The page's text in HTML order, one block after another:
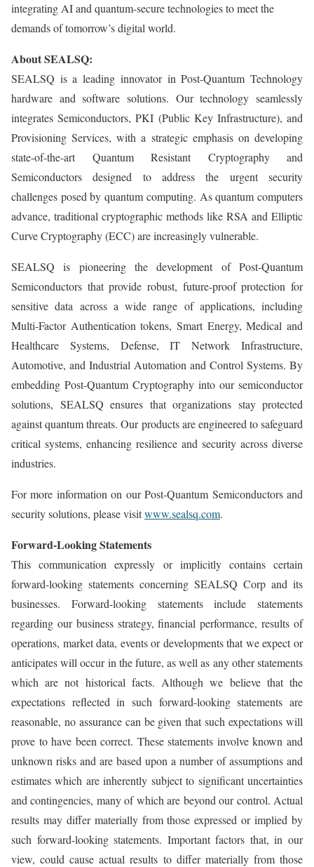
integrating AI and quantum-secure technologies to meet the
demands of tomorrow’s digital world.
About SEALSQ:
SEALSQ is a leading innovator in Post-Quantum Technology
hardware and software solutions. Our technology seamlessly
integrates Semiconductors, PKI (Public Key Infrastructure), and
Provisioning Services, with a strategic emphasis on developing
state-of-the-art Quantum Resistant Cryptography and
Semiconductors designed to address the urgent security
challenges posed by quantum computing. As quantum computers
advance, traditional cryptographic methods like RSA and Elliptic
Curve Cryptography (ECC) are increasingly vulnerable.
SEALSQ is pioneering the development of Post-Quantum
Semiconductors that provide robust, future-proof protection for
sensitive data across a wide range of applications, including
Multi-Factor Authentication tokens, Smart Energy, Medical and
Healthcare Systems, Defense, IT Network Infrastructure,
Automotive, and Industrial Automation and Control Systems. By
embedding Post-Quantum Cryptography into our semiconductor
solutions, SEALSQ ensures that organizations stay protected
against quantum threats. Our products are engineered to safeguard
critical systems, enhancing resilience and security across diverse
industries.
For more information on our Post-Quantum Semiconductors and
security solutions, please visitwww.sealsq.com.
Forward-Looking Statements
This communication expressly or implicitly contains certain
forward-looking statements concerning SEALSQ Corp and its
businesses. Forward-looking statements include statements
regarding our business strategy, financial performance, results of
operations, market data, events or developments that we expect or
anticipates will occur in the future, as well as any other statements
which are not historical facts. Although we believe that the
expectations reflected in such forward-looking statements are
reasonable, no assurance can be given that such expectations will
prove to have been correct. These statements involve known and
unknown risks and are based upon a number of assumptions and
estimates which are inherently subject to significant uncertainties
and contingencies, many of which are beyond our control. Actual
results may differ materially from those expressed or implied by
such forward-looking statements. Important factors that, in our
view, could cause actual results to differ materially from those